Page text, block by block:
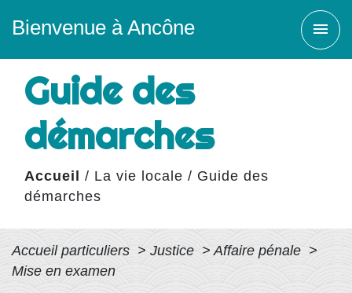
Bienvenue à Ancône menu
Guide des
démarches
Accueil / La vie locale / Guide des
démarches
Accueil particuliers > Justice > Affaire pénale >
Mise en examen